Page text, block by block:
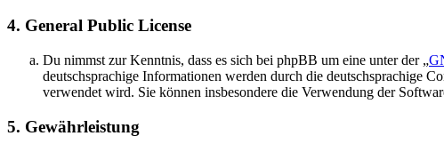
4. General Public License
Du nimmst zur Kenntnis, dass es sich bei phpBB um eine unter der „
deutschsprachige Informationen werden durch die deutschsprachige
verwendet wird. Sie können insbesondere die Verwendung der
5. Gewährleistung